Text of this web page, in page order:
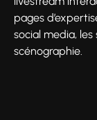
pages
social media,
scénographie.